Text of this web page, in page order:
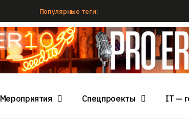
Популярные теги:
Мероприятия Спецпроекты IT —